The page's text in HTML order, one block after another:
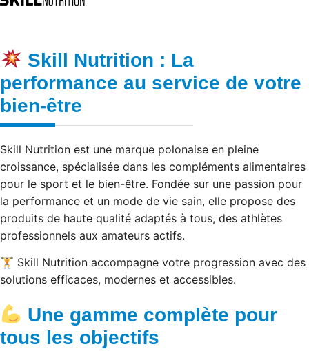
Skill Nutrition : La
performance au service de votre
bien-être
Skill Nutrition est une marque polonaise en pleine
croissance, spécialisée dans les compléments alimentaires
pour le sport et le bien-être. Fondée sur une passion pour
la performance et un mode de vie sain, elle propose des
produits de haute qualité adaptés à tous, des athlètes
professionnels aux amateurs actifs.
🏋️ Skill Nutrition accompagne votre progression avec des
solutions efficaces, modernes et accessibles.
Une gamme complète pour
tous les objectifs